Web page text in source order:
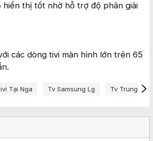
hiển thị tốt nhờ hỗ trợ độ phân giải
các dòng tivi màn hình lớn trên 65
Tại Nga Tv Samsung Lg Tv Trung Quốc